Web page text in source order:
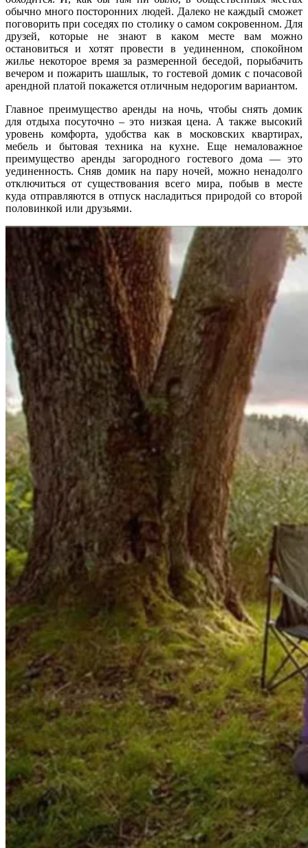
обычно много посторонних людей. Далеко не каждый сможет
поговорить при соседях по столику о самом сокровенном. Для
друзей, которые не знают в каком месте вам можно
остановиться и хотят провести в уединенном, спокойном
жилье некоторое время за размеренной беседой, порыбачить
вечером и пожарить шашлык, то гостевой домик с почасовой
арендной платой покажется отличным недорогим вариантом.
Главное преимущество аренды на ночь, чтобы снять домик
для отдыха посуточно – это низкая цена. А также высокий
уровень комфорта, удобства как в московских квартирах,
мебель и бытовая техника на кухне. Еще немаловажное
преимущество аренды загородного гостевого дома — это
уединенность. Сняв домик на пару ночей, можно ненадолго
отключиться от существования всего мира, побыв в месте
куда отправляются в отпуск насладиться природой со второй
половинкой или друзьями.